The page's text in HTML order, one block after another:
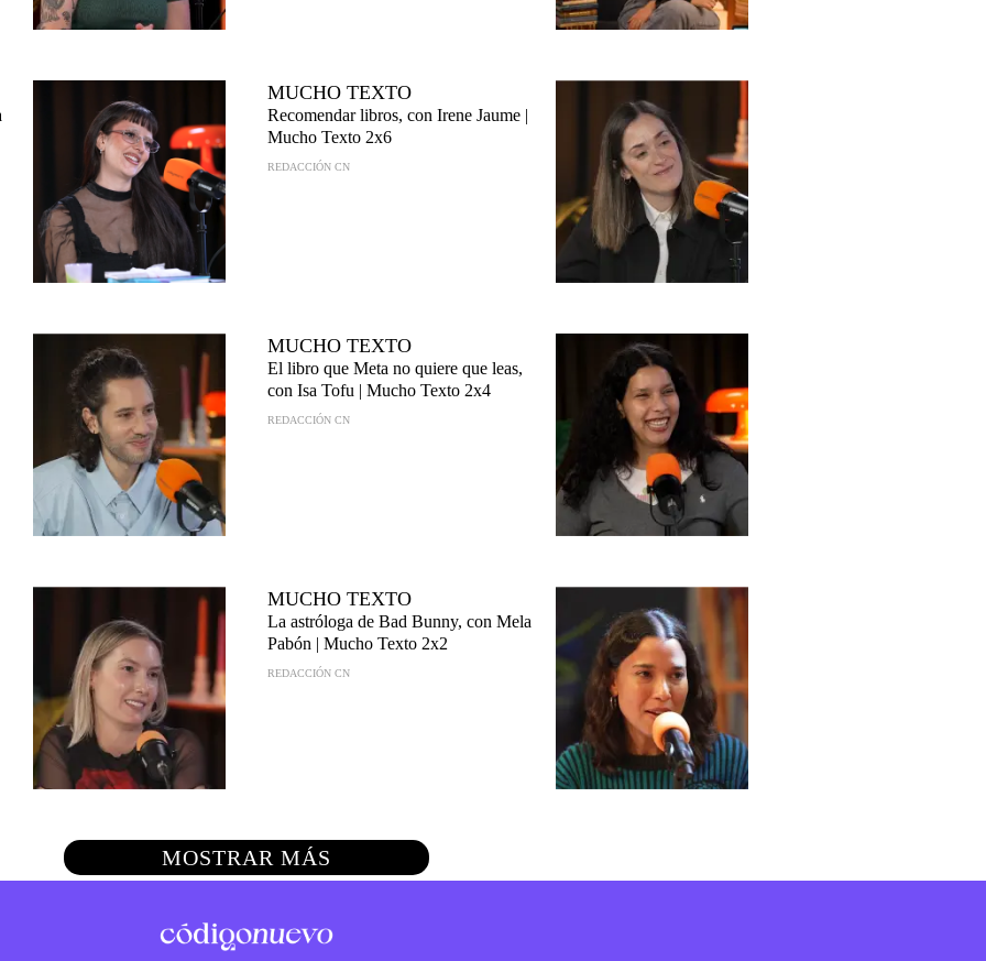
MUCHO TEXTO
Recomendar libros, con Irene Jaume |
Mucho Texto 2x6
REDACCIÓN CN
MUCHO TEXTO
El libro que Meta no quiere que leas,
con Isa Tofu | Mucho Texto 2x4
REDACCIÓN CN
MUCHO TEXTO
La astróloga de Bad Bunny, con Mela
Pabón | Mucho Texto 2x2
REDACCIÓN CN
MOSTRAR MÁS